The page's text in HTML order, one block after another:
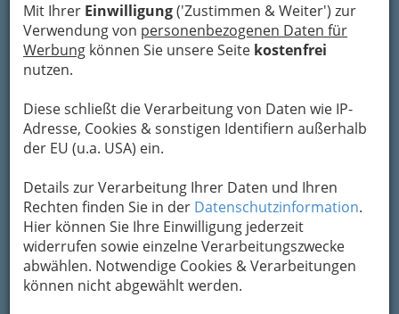
Mit Ihrer Einwilligung('Zustimmen & Weiter') zur
Verwendung von personenbezogenen Daten für
Werbung können Sie unsere Seite kostenfrei
nutzen.
Diese schließt die Verarbeitung von Daten wie IP-
Adresse, Cookies & sonstigen Identifiern außerhalb
der EU (u.a. USA) ein.
Details zur Verarbeitung Ihrer Daten und Ihren
Rechten finden Sie in der Datenschutzinformation.
Hier können Sie Ihre Einwilligung jederzeit
widerrufen sowie einzelne Verarbeitungszwecke
abwählen. Notwendige Cookies & Verarbeitungen
können nicht abgewählt werden.
Karte
Adresse mit Google Maps anschauen
Kontaktaufnahme
Um die Info-Graz Firmenvor Spam-Mails zu
bewahren, verwenden wir an dieser Stelle zur
Übermittlung Ihrer Nachricht ein sicheres
Formular. Ihre Nachricht wird nach dem